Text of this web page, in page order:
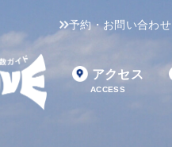
予約・お問い合わせ
アクセス
ACCESS